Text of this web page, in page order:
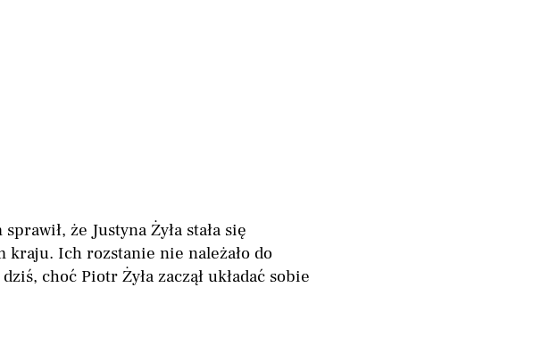
że Justyna Żyła stała się
kraju. Ich rozstanie nie należało do
choć Piotr Żyła zaczął układać sobie